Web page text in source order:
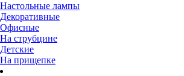
Настольные лампы
Декоративные
Офисные
На струбцине
Детские
На прищепке